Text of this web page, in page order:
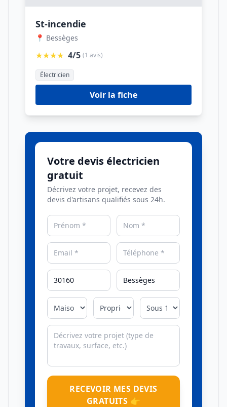
St-incendie
📍 Bessèges
★★★★ 4/5 (1 avis)
Électricien
Voir la fiche
Votre devis électricien
gratuit
Décrivez votre projet, recevez des
devis d'artisans qualifiés sous 24h.
RECEVOIR MES DEVIS
GRATUITS 👉